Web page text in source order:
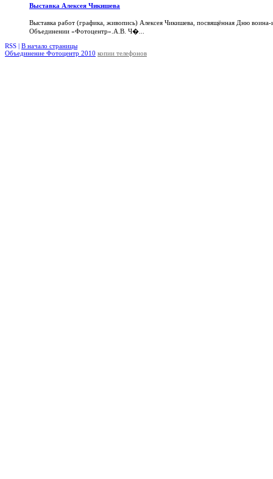
Выставка Алексея Чикишева
Выставка работ (графика, живопись) Алексея Чикишева, посвящённая Дню воина-
Объединении «Фотоцентр».А.В. Ч�...
RSS | В начало страницы
Объединение Фотоцентр 2010 копии телефонов